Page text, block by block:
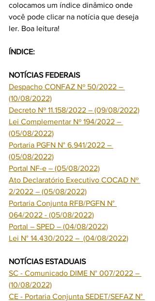
colocamos um índice dinâmico onde
você pode clicar na notícia que deseja
ler. Boa leitura!
ÍNDICE:
NOTÍCIAS FEDERAIS
Despacho CONFAZ Nº 50/2022 –
(10/08/2022)
Decreto Nº 11.158/2022 – (09/08/2022)
Lei Complementar Nº 194/2022 –
(05/08/2022)
Portaria PGFN N° 6.941/2022 –
(05/08/2022)
Portal NF-e – (05/08/2022)
Ato Declaratório Executivo COCAD Nº
2/2022 – (05/08/2022)
Portaria Conjunta RFB/PGFN N°
064/2022 - (05/08/2022)
Portal – SPED – (04/08/2022)
Lei N° 14.430/2022 –  (04/08/2022)
NOTÍCIAS ESTADUAIS
SC - Comunicado DIME N° 007/2022 –
(10/08/2022)
CE - Portaria Conjunta SEDET/SEFAZ N°